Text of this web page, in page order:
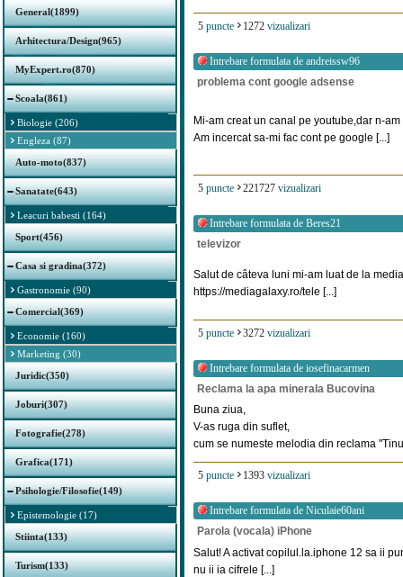
General(1899)
Arhitectura/Design(965)
MyExpert.ro(870)
Scoala(861)
Biologie (206)
Engleza (87)
Auto-moto(837)
Sanatate(643)
Leacuri babesti (164)
Sport(456)
Casa si gradina(372)
Gastronomie (90)
Comercial(369)
Economie (160)
Marketing (30)
Juridic(350)
Joburi(307)
Fotografie(278)
Grafica(171)
Psihologie/Filosofie(149)
Epistemologie (17)
Stiinta(133)
Turism(133)
5 puncte 1272 vizualizari
Intrebare formulata de andreissw96
problema cont google adsense
Mi-am creat un canal pe youtube,dar n-
Am incercat sa-mi fac cont pe google [...]
5 puncte 221727 vizualizari
Intrebare formulata de Beres21
televizor
Salut de câteva luni mi-am luat de la
https://mediagalaxy.ro/tele [...]
5 puncte 3272 vizualizari
Intrebare formulata de iosefinacarmen
Reclama la apa minerala Bucovina
Buna ziua,
V-as ruga din suflet,
cum se numeste melodia din reclama
5 puncte 1393 vizualizari
Intrebare formulata de Niculaie60ani
Parola (vocala) iPhone
Salut! A activat copilul.la.iphone 12 sa ii
nu ii ia cifrele [...]